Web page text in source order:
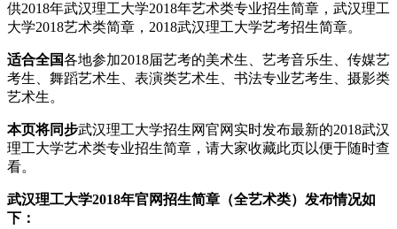
供2018年武汉理工大学2018年艺术类专业招生简章，武汉理工
大学2018艺术类简章，2018武汉理工大学艺考招生简章。
适合全国各地参加2018届艺考的美术生、艺考音乐生、传媒艺
考生、舞蹈艺术生、表演类艺术生、书法专业艺考生、摄影类
艺术生。
本页将同步武汉理工大学招生网官网实时发布最新的2018武汉
理工大学艺术类专业招生简章，请大家收藏此页以便于随时查
看。
武汉理工大学2018年官网招生简章（全艺术类）发布情况如
下：